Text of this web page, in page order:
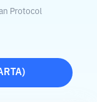
Protocol
)